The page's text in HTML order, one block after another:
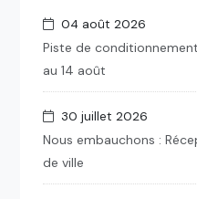
04 août 2026
Piste de
au 14 août
30 juillet 2026
Nous embauchons :
de ville